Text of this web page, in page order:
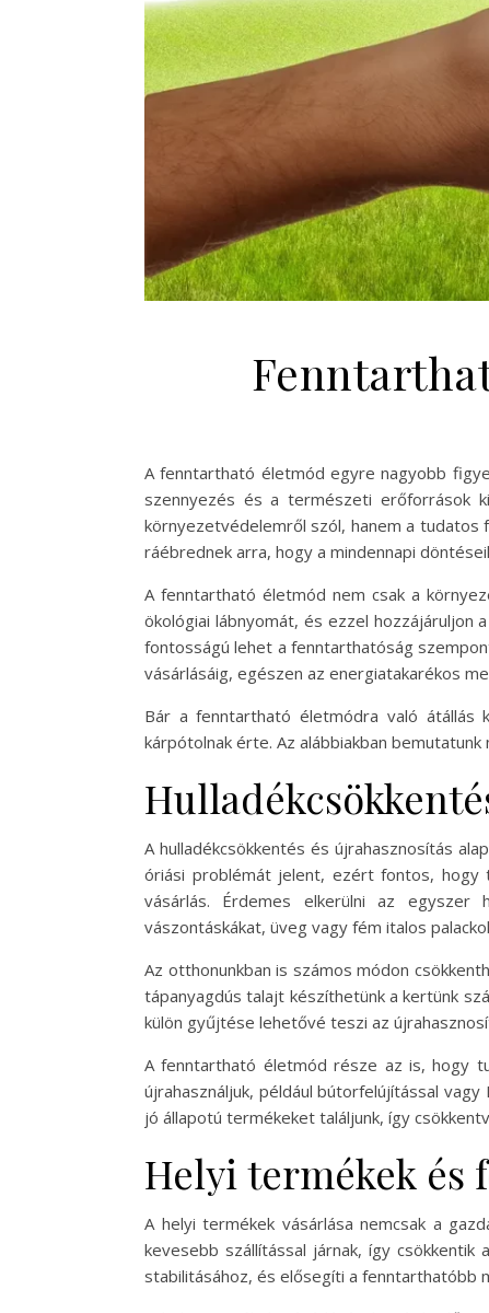
A fenntartható életmód egyre nagyobb
szennyezés és a természeti erőforrások
környezetvédelemről szól, hanem a
ráébrednek arra, hogy a mindennapi
A fenntartható életmód nem csak a
ökológiai lábnyomát, és ezzel hozzájáruljon
fontosságú lehet a fenntarthatóság
vásárlásáig, egészen az energiatakarékos
Bár a fenntartható életmódra való átállás
kárpótolnak érte. Az alábbiakban
A hulladékcsökkentés és újrahasznosítás
óriási problémát jelent, ezért fontos, hogy
vásárlás. Érdemes elkerülni az egyszer
vászontáskákat, üveg vagy fém italos
Az otthonunkban is számos módon
tápanyagdús talajt készíthetünk a kertünk
külön gyűjtése lehetővé teszi az
A fenntartható életmód része az is, hogy
újrahasználjuk, például bútorfelújítással
jó állapotú termékeket találjunk, így
Helyi termékek és
A helyi termékek vásárlása nemcsak a
kevesebb szállítással járnak, így
stabilitásához, és elősegíti a fenntarthatóbb